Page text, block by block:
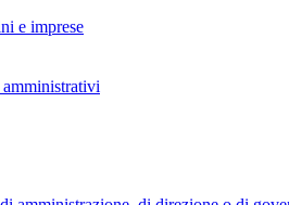
e imprese